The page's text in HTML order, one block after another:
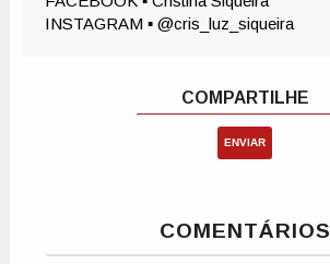
ENVIAR
COMENTÁRIOS